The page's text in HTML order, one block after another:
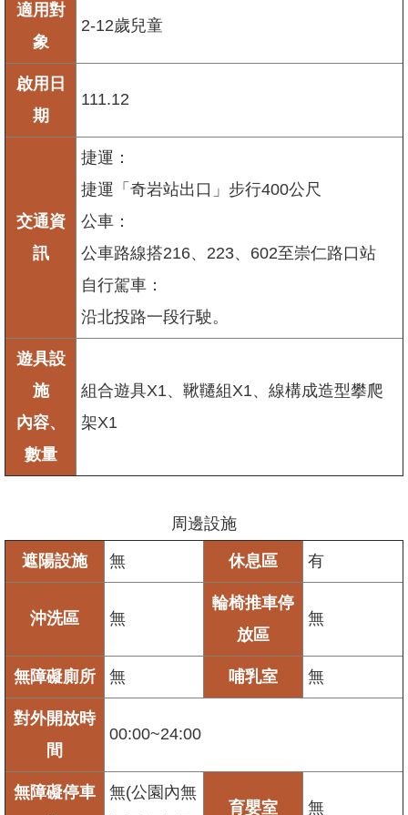
適用對
象
2-12歲兒童
啟用日
期
111.12
交通資
訊
捷運：
捷運「奇岩站出口」步行400公尺
公車：
公車路線搭216、223、602至崇仁路口站
自行駕車：
沿北投路一段行駛。
遊具設
施
內容、
數量
組合遊具X1、鞦韆組X1、線構成造型攀爬
架X1
周邊設施
遮陽設施 無 休息區 有
沖洗區 無
輪椅推車停
放區
無
無障礙廁所 無 哺乳室 無
對外開放時
間
00:00~24:00
無障礙停車
無(公園內無
育嬰室 無